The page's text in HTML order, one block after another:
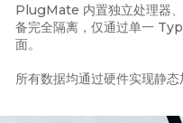
PlugMate 内置独立处理器
备完全隔离，仅通过单一
面。
所有数据均通过硬件实现静态